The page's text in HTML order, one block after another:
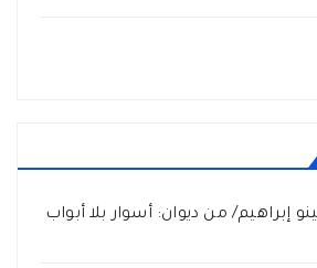
إبراهيم/ من ديوان: أسوار بلا أبواب